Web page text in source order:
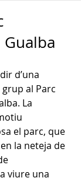
d’una
al Parc
La
el parc, que
la neteja de
viure una